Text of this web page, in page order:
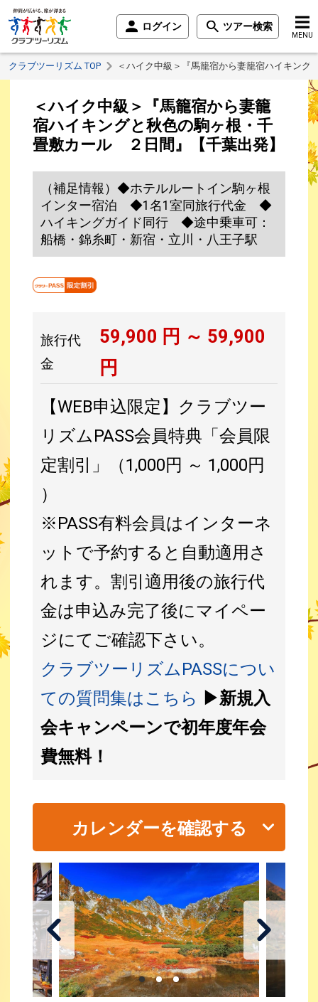
ログイン ツアー検索
MENU
クラブツーリズム TOP ＜ハイク中級＞『馬籠宿から妻籠宿ハイキン
＜ハイク中級＞『馬籠宿から妻籠
宿ハイキングと秋色の駒ヶ根・千
畳敷カール ２日間』【千葉出発】
（補足情報）◆ホテルルートイン駒ヶ根
インター宿泊 ◆1名1室同旅行代金 ◆
ハイキングガイド同行 ◆途中乗車可：
船橋・錦糸町・新宿・立川・八王子駅
旅行代
金
59,900 円 ～ 59,900
円
【WEB申込限定】クラブツー
リズムPASS会員特典「会員限
定割引」（1,000円 ～ 1,000円
）
※PASS有料会員はインターネ
ットで予約すると自動適用さ
れます。割引適用後の旅行代
金は申込み完了後にマイペー
ジにてご確認下さい。
クラブツーリズムPASSについ
ての質問集はこちら ▶新規入
会キャンペーンで初年度年会
費無料！
カレンダーを確認する